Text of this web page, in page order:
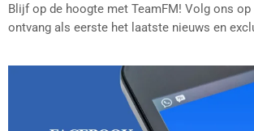
Blijf op de hoogte met TeamFM! Volg ons op
ontvang als eerste het laatste nieuws en